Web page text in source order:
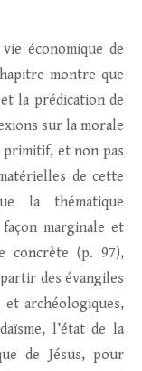
économique de
montre que
la prédication de
sur la morale
primitif, et non pas
de cette
la thématique
marginale et
concrète (p. 97),
des évangiles
et archéologiques,
l’état de la
de Jésus, pour